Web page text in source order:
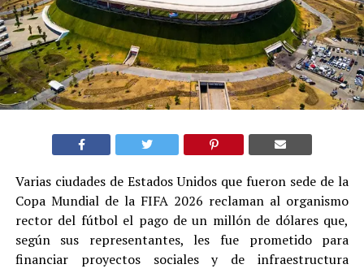
Varias ciudades de Estados Unidos que fueron sede de la
Copa Mundial de la FIFA 2026 reclaman al organismo
rector del fútbol el pago de un millón de dólares que,
según sus representantes, les fue prometido para
financiar proyectos sociales y de infraestructura